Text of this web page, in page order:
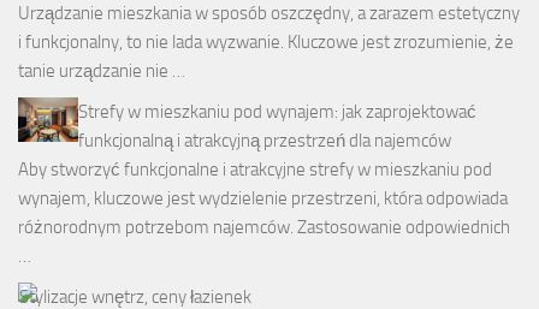
Urządzanie mieszkania w sposób oszczędny, a zarazem estetyczny
i funkcjonalny, to nie lada wyzwanie. Kluczowe jest zrozumienie, że
tanie urządzanie nie …
Strefy w mieszkaniu pod wynajem: jak zaprojektować
funkcjonalną i atrakcyjną przestrzeń dla najemców
Aby stworzyć funkcjonalne i atrakcyjne strefy w mieszkaniu pod
wynajem, kluczowe jest wydzielenie przestrzeni, która odpowiada
różnorodnym potrzebom najemców. Zastosowanie odpowiednich
Stylizacje wnętrz, ceny łazienek